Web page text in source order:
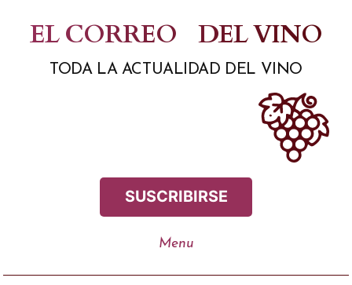
contenido
EL CORREO DEL VINO
TODA LA ACTUALIDAD DEL VINO
SUSCRIBIRSE